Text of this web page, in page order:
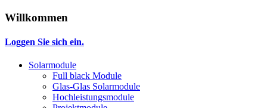
Willkommen
Loggen Sie sich ein.
Solarmodule
Full black Module
Glas-Glas Solarmodule
Hochleistungsmodule